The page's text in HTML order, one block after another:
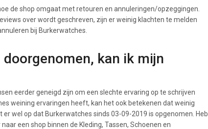
de shop omgaat met retouren en annuleringen/opzeggingen.
over wordt geschreven, zijn er weinig klachten te melden
bij Burkerwatches.
kan ik mijn
eerder geneigd zijn om een slechte ervaring op te schrijven
weining ervaringen heeft, kan het ook betekenen dat weinig
wel op dat Burkerwatches sinds 03-09-2019 is opgenomen. Heb
een shop binnen de Kleding, Tassen, Schoenen en